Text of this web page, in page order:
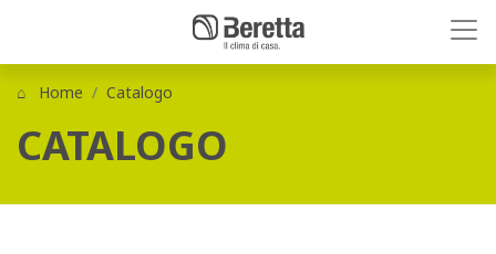
Home Catalogo
CATALOGO